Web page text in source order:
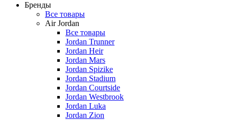
Бренды
Все товары
Air Jordan
Все товары
Jordan Trunner
Jordan Heir
Jordan Mars
Jordan Spizike
Jordan Stadium
Jordan Courtside
Jordan Westbrook
Jordan Luka
Jordan Zion